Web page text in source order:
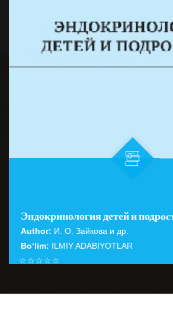
Эндокринология детей и
Author: И. О. Зайкова и др.
Bo‘lim: ILMIY ADABIYOTLAR
☆
☆
☆
☆
☆